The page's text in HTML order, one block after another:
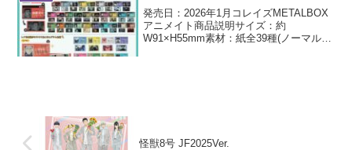
発売日：2026年1月コレイズMETALBOX
アニメイト商品説明サイズ：約
W91×H55mm素材：紙全39種(ノーマル
怪獣8号 JF2025Ver.